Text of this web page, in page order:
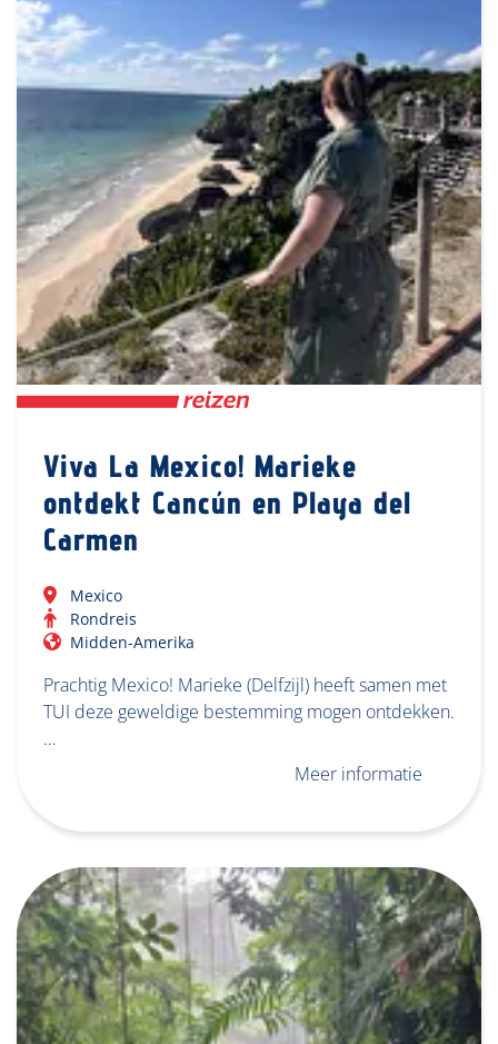
Viva La Mexico! Marieke
ontdekt Cancún en Playa del
Carmen
Mexico
Rondreis
Midden-Amerika
Prachtig Mexico! Marieke (Delfzijl) heeft samen met
TUI deze geweldige bestemming mogen ontdekken.
…
Meer informatie